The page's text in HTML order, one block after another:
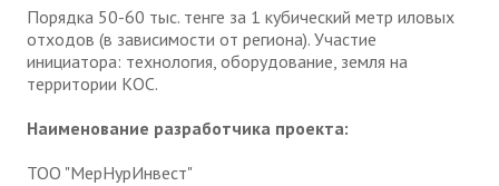
Порядка 50-60 тыс. тенге за 1 кубический метр иловых
отходов (в зависимости от региона). Участие
инициатора: технология, оборудование, земля на
территории КОС.
Наименование разработчика проекта:
ТОО "МерНурИнвест"